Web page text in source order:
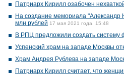
Патриарх Кирилл озабочен
На создание мемориала "Александр
млн рублей 17 мая 2021 года, 15:48
В РПЦ предложили создать систему
Успенский храм на западе Москвы
Храм Андрея Рублева на западе
Патриарх Кирилл считает, что